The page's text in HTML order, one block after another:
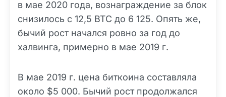
в мае 2020 года, вознаграждение за блок
снизилось с 12,5 BTC до 6 125. Опять же,
бычий рост начался ровно за год до
халвинга, примерно в мае 2019 г.
В мае 2019 г. цена биткоина составляла
около $5 000. Бычий рост продолжался